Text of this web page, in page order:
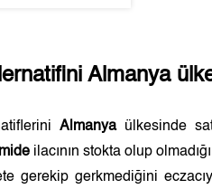
Almanya
Almanyaülkesinde
ilacının stokta olup
gerekip gerkmediğini